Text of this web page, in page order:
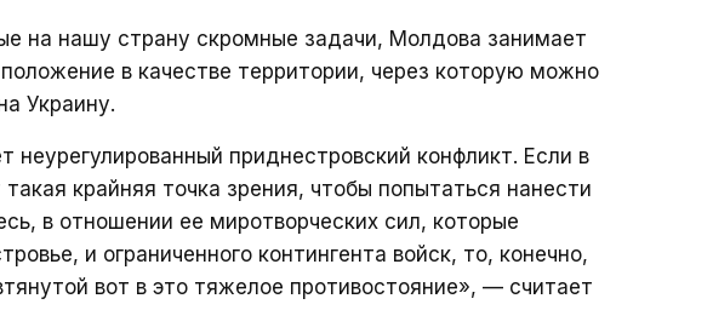
на нашу страну скромные задачи, Молдова занимает
в качестве территории, через которую можно
Украину.
неурегулированный приднестровский конфликт. Если в
крайняя точка зрения, чтобы попытаться нанести
в отношении ее миротворческих сил, которые
и ограниченного контингента войск, то, конечно,
вот в это тяжелое противостояние», — считает